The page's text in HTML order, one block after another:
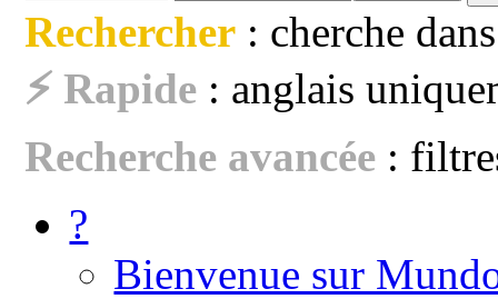
Rechercher : cherche
⚡ Rapide : anglais
Recherche avancée :
?
Bienvenue sur